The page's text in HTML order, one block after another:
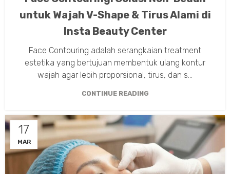
TARIK BENANG WAJAH,THREADLIFT
untuk Wajah V-Shape & Tirus Alami di
Insta Beauty Center
Face Contouring adalah serangkaian treatment
estetika yang bertujuan membentuk ulang kontur
wajah agar lebih proporsional, tirus, dan s...
CONTINUE READING
17
MAR